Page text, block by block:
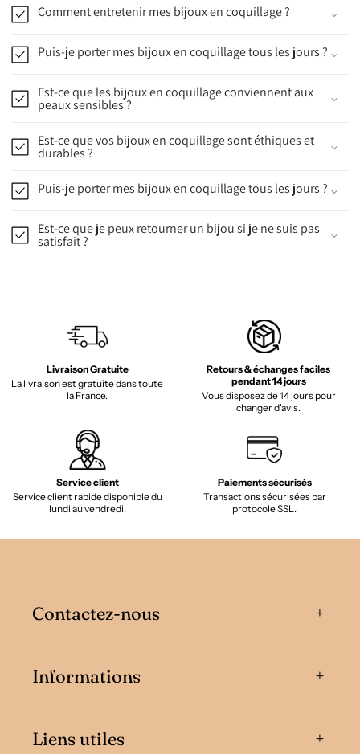
Comment entretenir mes bijoux en coquillage ?
Puis-je porter mes bijoux en coquillage tous les jours ?
Est-ce que les bijoux en coquillage conviennent aux
peaux sensibles ?
Est-ce que vos bijoux en coquillage sont éthiques et
durables ?
Puis-je porter mes bijoux en coquillage tous les jours ?
Est-ce que je peux retourner un bijou si je ne suis pas
satisfait ?
Livraison Gratuite
La livraison est gratuite dans toute
la France.
Retours & échanges faciles
pendant 14 jours
Vous disposez de 14 jours pour
changer d'avis.
Service client
Service client rapide disponible du
lundi au vendredi.
Paiements sécurisés
Transactions sécurisées par
protocole SSL.
Contactez-nous
Informations
Liens utiles